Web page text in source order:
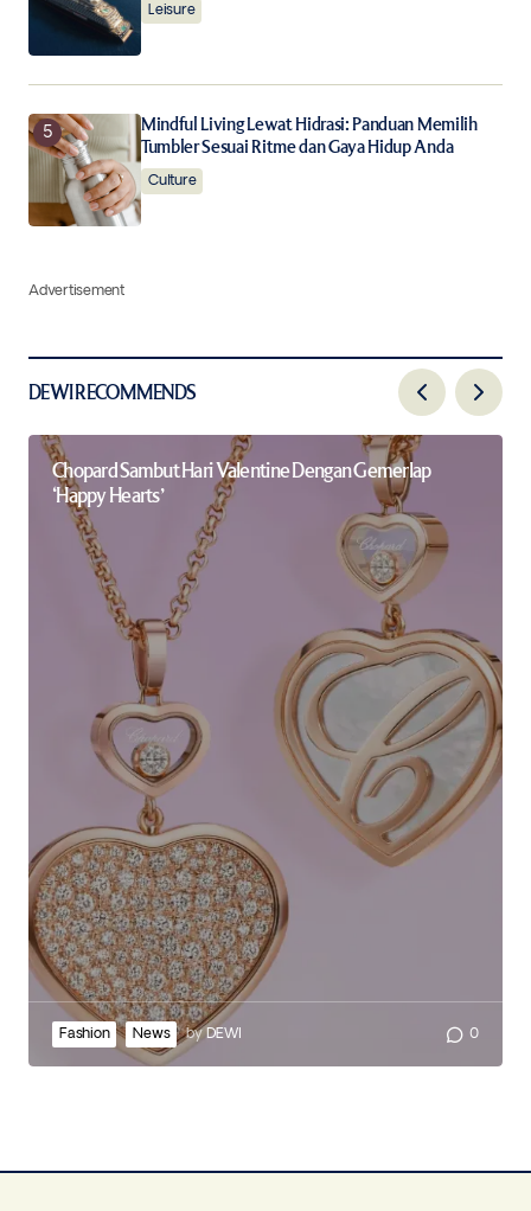
Leisure
Mindful Living Lewat Hidrasi: Panduan Memilih
Tumbler Sesuai Ritme dan Gaya Hidup Anda
Culture
Advertisement
DEWI RECOMMENDS
Chopard Sambut Hari Valentine Dengan Gemerlap
‘Happy Hearts’
Fashion News by DEWI 0